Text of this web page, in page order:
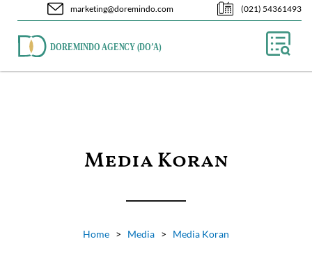
content
marketing@doremindo.com (021) 54361493
Media Koran
Home > Media > Media Koran